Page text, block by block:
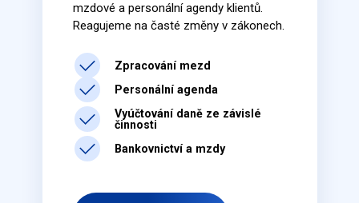
mzdové a personální agendy klientů.
Reagujeme na časté změny v zákonech.
Zpracování mezd
Personální agenda
Vyúčtování daně ze závislé
činnosti
Bankovnictví a mzdy